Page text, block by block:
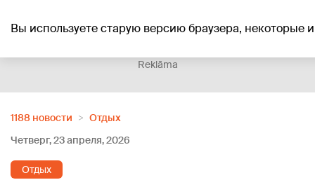
Вы используете старую версию браузера,
+19°C
Reklāma
1188 новости
Отдых
Четверг, 23 апреля, 2026
Отдых